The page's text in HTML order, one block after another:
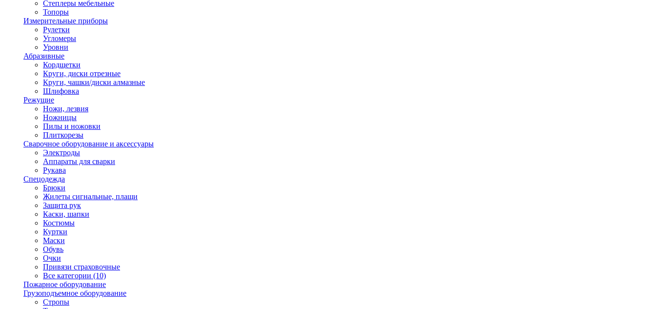
Степлеры мебельные
Топоры
Измерительные приборы
Рулетки
Угломеры
Уровни
Абразивные
Кордщетки
Круги, диски отрезные
Круги, чашки/диски алмазные
Шлифовка
Режущие
Ножи, лезвия
Ножницы
Пилы и ножовки
Плиткорезы
Сварочное оборудование и аксессуары
Электроды
Аппараты для сварки
Рукава
Спецодежда
Брюки
Жилеты сигнальные, плащи
Защита рук
Каски, шапки
Костюмы
Куртки
Маски
Обувь
Очки
Привязи страховочные
Все категории (10)
Пожарное оборудование
Грузоподъемное оборудование
Стропы